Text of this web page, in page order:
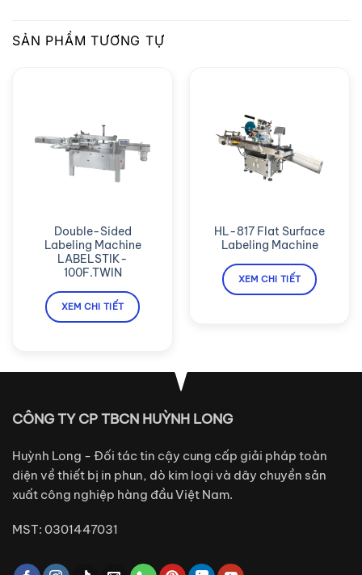
SẢN PHẨM TƯƠNG TỰ
Double-Sided
Labeling Machine
LABELSTIK-
100F.TWIN
XEM CHI TIẾT
HL-817 Flat Surface
Labeling Machine
XEM CHI TIẾT
CÔNG TY CP TBCN HUỲNH LONG
Huỳnh Long - Đối tác tin cậy cung cấp giải pháp toàn
diện về thiết bị in phun, dò kim loại và dây chuyền sản
xuất công nghiệp hàng đầu Việt Nam.
MST: 0301447031